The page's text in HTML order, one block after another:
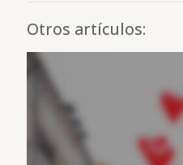
Otros artículos: